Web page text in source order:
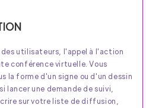
utilisateurs, l'appel à l'action
conférence virtuelle. Vous
la forme d'un signe ou d'un dessin
lancer une demande de suivi,
sur votre liste de diffusion,